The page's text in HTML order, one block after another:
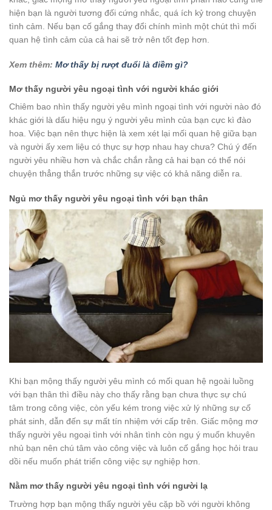
hiện bạn là người tương đối cứng nhắc, quá ích kỷ trong chuyện
tình cảm. Nếu bạn cố gắng thay đổi chính mình một chút thì mối
quan hệ tình cảm của cả hai sẽ trở nên tốt đẹp hơn.
Xem thêm: Mơ thấy bị rượt đuổi là điềm gì?
Mơ thấy người yêu ngoại tình với người khác giới
Chiêm bao nhìn thấy người yêu mình ngoại tình với người nào đó
khác giới là dấu hiệu ngụ ý người yêu mình của bạn cực kì đào
hoa. Việc bạn nên thực hiện là xem xét lại mối quan hệ giữa bạn
và người ấy xem liệu có thực sự hợp nhau hay chưa? Chú ý đến
người yêu nhiều hơn và chắc chắn rằng cả hai bạn có thể nói
chuyện thẳng thắn trước những sự việc có khả năng diễn ra.
Ngủ mơ thấy người yêu ngoại tình với bạn thân
Khi bạn mộng thấy người yêu mình có mối quan hệ ngoài luồng
với bạn thân thì điều này cho thấy rằng bạn chưa thực sự chú
tâm trong công việc, còn yếu kém trong việc xử lý những sự cố
phát sinh, dẫn đến sự mất tín nhiệm với cấp trên. Giấc mộng mơ
thấy người yêu ngoại tình với nhân tình còn ngụ ý muốn khuyên
nhủ bạn nên chú tâm vào công việc và luôn cố gắng học hỏi trau
dồi nếu muốn phát triển công việc sự nghiệp hơn.
Nằm mơ thấy người yêu ngoại tình với người lạ
Trường hợp bạn mộng thấy người yêu cặp bồ với người không